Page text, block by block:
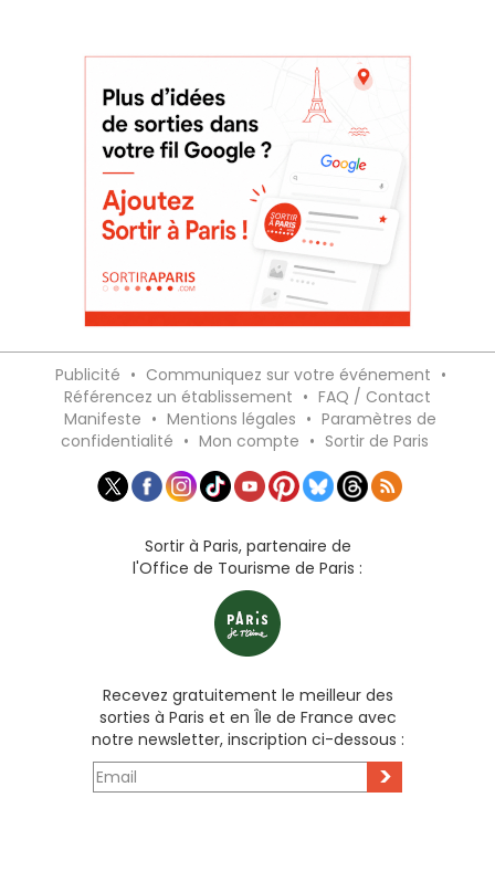
Publicité • Communiquez sur votre événement •
Référencez un établissement • FAQ / Contact
Manifeste • Mentions légales • Paramètres de
confidentialité • Mon compte • Sortir de Paris
Sortir à Paris, partenaire de
l'Office de Tourisme de Paris :
Recevez gratuitement le meilleur des
sorties à Paris et en Île de France avec
notre newsletter, inscription ci-dessous :
>